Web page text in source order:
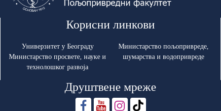
Корисни линкови
Универзитет у Београду
Министарство просвете, науке и
технолошког развоја
Министарство пољопривреде,
шумарства и водопривреде
Друштвене мреже